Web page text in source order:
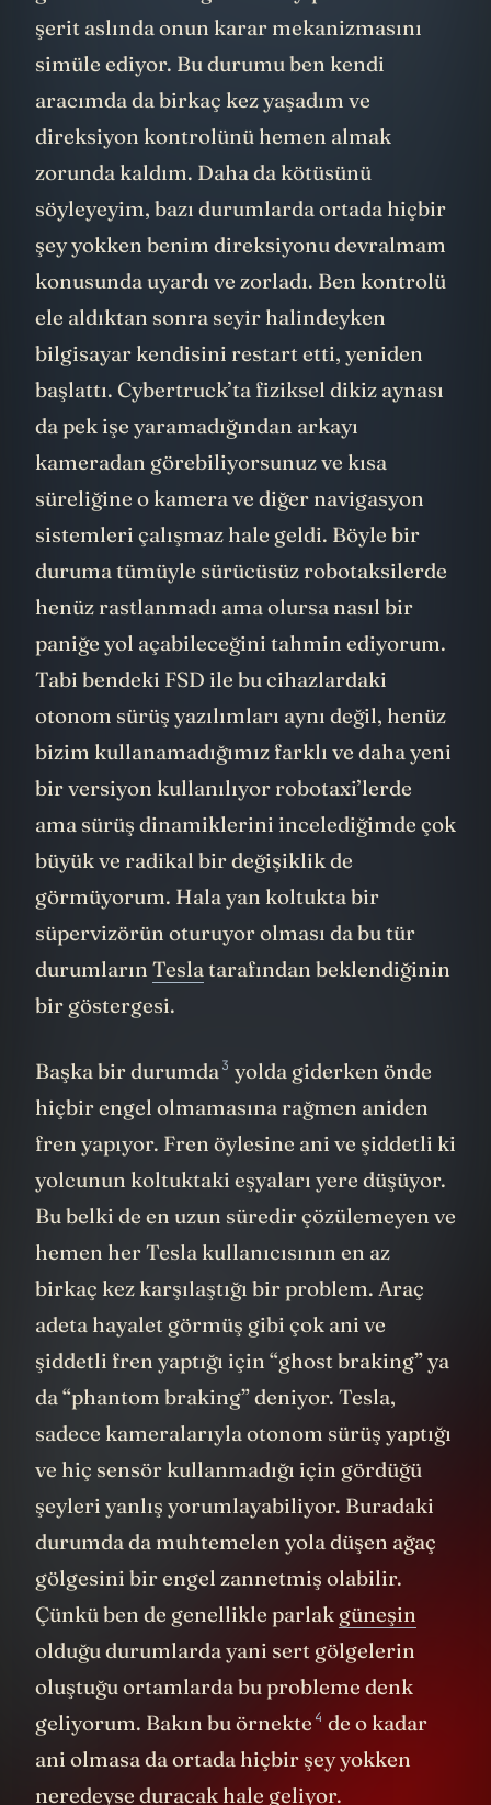
görebilirsiniz. Sağa sola kayıp duran o mavi
şerit aslında onun karar mekanizmasını
simüle ediyor. Bu durumu ben kendi
aracımda da birkaç kez yaşadım ve
direksiyon kontrolünü hemen almak
zorunda kaldım. Daha da kötüsünü
söyleyeyim, bazı durumlarda ortada hiçbir
şey yokken benim direksiyonu devralmam
konusunda uyardı ve zorladı. Ben kontrolü
ele aldıktan sonra seyir halindeyken
bilgisayar kendisini restart etti, yeniden
başlattı. Cybertruck’ta fiziksel dikiz aynası
da pek işe yaramadığından arkayı
kameradan görebiliyorsunuz ve kısa
süreliğine o kamera ve diğer navigasyon
sistemleri çalışmaz hale geldi. Böyle bir
duruma tümüyle sürücüsüz robotaksilerde
henüz rastlanmadı ama olursa nasıl bir
paniğe yol açabileceğini tahmin ediyorum.
Tabi bendeki FSD ile bu cihazlardaki
otonom sürüş yazılımları aynı değil, henüz
bizim kullanamadığımız farklı ve daha yeni
bir versiyon kullanılıyor robotaxi’lerde
ama sürüş dinamiklerini incelediğimde çok
büyük ve radikal bir değişiklik de
görmüyorum. Hala yan koltukta bir
süpervizörün oturuyor olması da bu tür
durumlarınTesla
Başka birdurumda yolda giderken önde
hiçbir engel olmamasına rağmen aniden
fren yapıyor. Fren öylesine ani ve şiddetli ki
yolcunun koltuktaki eşyaları yere düşüyor.
Bu belki de en uzun süredir çözülemeyen ve
hemen her Tesla kullanıcısının en az
birkaç kez karşılaştığı bir problem. Araç
adeta hayalet görmüş gibi çok ani ve
şiddetli fren yaptığı için “ghost braking” ya
da “phantom braking” deniyor. Tesla,
sadece kameralarıyla otonom sürüş yaptığı
ve hiç sensör kullanmadığı için gördüğü
şeyleri yanlış yorumlayabiliyor. Buradaki
durumda da muhtemelen yola düşen ağaç
gölgesini bir engel zannetmiş olabilir.
Çünkü ben de genellikle parlakgüneşin
olduğu durumlarda yani sert gölgelerin
oluştuğu ortamlarda bu probleme denk
geliyorum. Bakın bu örnekte de o kadar
ani olmasa da ortada hiçbir şey yokken